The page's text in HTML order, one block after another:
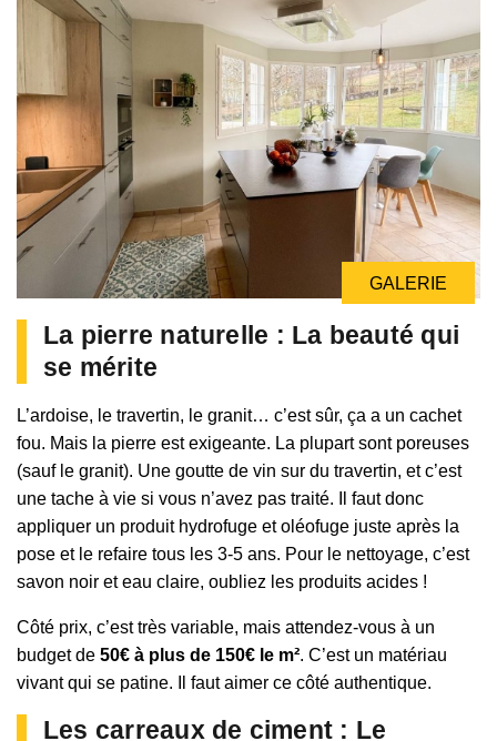
GALERIE
La pierre naturelle : La beauté qui
se mérite
L’ardoise, le travertin, le granit… c’est sûr, ça a un cachet
fou. Mais la pierre est exigeante. La plupart sont poreuses
(sauf le granit). Une goutte de vin sur du travertin, et c’est
une tache à vie si vous n’avez pas traité. Il faut donc
appliquer un produit hydrofuge et oléofuge juste après la
pose et le refaire tous les 3-5 ans. Pour le nettoyage, c’est
savon noir et eau claire, oubliez les produits acides !
Côté prix, c’est très variable, mais attendez-vous à un
budget de 50€ à plus de 150€ le m². C’est un matériau
vivant qui se patine. Il faut aimer ce côté authentique.
Les carreaux de ciment : Le